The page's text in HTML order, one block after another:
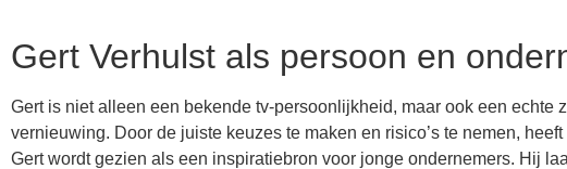
Gert Verhulst als persoon en
Gert is niet alleen een bekende tv-persoonlijkheid, maar ook een
vernieuwing. Door de juiste keuzes te maken en risico’s te nemen,
Gert wordt gezien als een inspiratiebron voor jonge ondernemers. Hij